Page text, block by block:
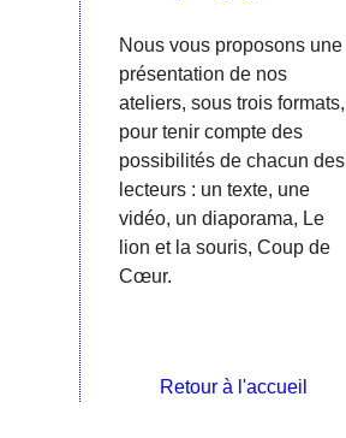
Nous vous proposons une
présentation de nos
ateliers, sous trois formats,
pour tenir compte des
possibilités de chacun des
lecteurs : un texte, une
vidéo, un diaporama, Le
lion et la souris, Coup de
Cœur.
Retour à l'accueil